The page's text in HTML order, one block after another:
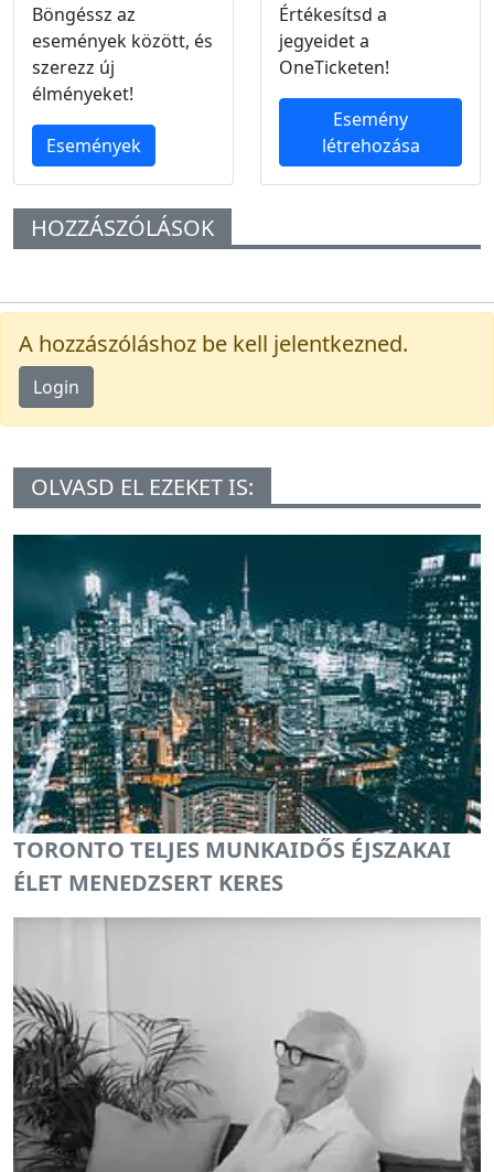
Böngéssz az
események között, és
szerezz új
élményeket!
Események
Értékesítsd a
jegyeidet a
OneTicketen!
Esemény
létrehozása
HOZZÁSZÓLÁSOK
A hozzászóláshoz be kell jelentkezned.
Login
OLVASD EL EZEKET IS:
TORONTO TELJES MUNKAIDŐS ÉJSZAKAI
ÉLET MENEDZSERT KERES